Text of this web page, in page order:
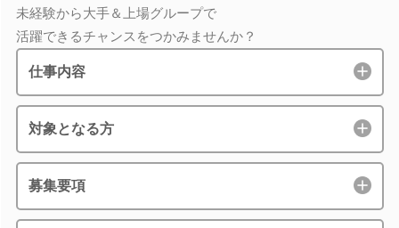
未経験から大手＆上場グループで
活躍できるチャンスをつかみませんか？
仕事内容
対象となる方
募集要項